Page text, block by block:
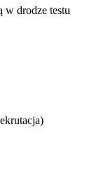
w drodze testu